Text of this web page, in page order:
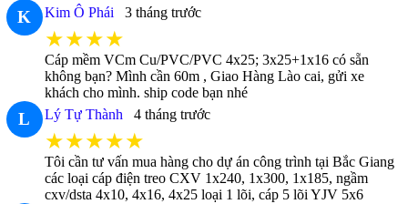
K Kim Ô Phái 3 tháng trước
★★★★
Cáp mềm VCm Cu/PVC/PVC 4x25; 3x25+1x16 có sẵn
không bạn? Mình cần 60m , Giao Hàng Lào cai, gửi xe
khách cho mình. ship code bạn nhé
L Lý Tự Thành 4 tháng trước
★★★★★
Tôi cần tư vấn mua hàng cho dự án công trình tại Bắc Giang
các loại cáp điện treo CXV 1x240, 1x300, 1x185, ngầm
cxv/dsta 4x10, 4x16, 4x25 loại 1 lõi, cáp 5 lõi YJV 5x6